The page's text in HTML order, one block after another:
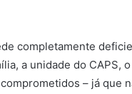
completamente
a unidade do CAPS,
– já que